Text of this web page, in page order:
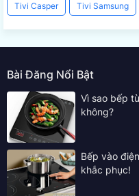
Tivi Casper Tivi Samsung
Bài Đăng Nổi Bật
Vì sao bếp
không?
Bếp vào
khắc phục!